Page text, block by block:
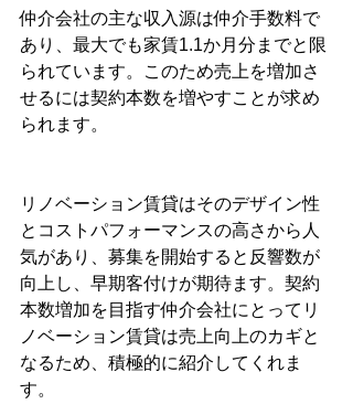
仲介会社の主な収入源は仲介手数料で
あり、最大でも家賃1.1か月分までと限
られています。このため売上を増加さ
せるには契約本数を増やすことが求め
られます。
リノベーション賃貸はそのデザイン性
とコストパフォーマンスの高さから人
気があり、募集を開始すると反響数が
向上し、早期客付けが期待ます。契約
本数増加を目指す仲介会社にとってリ
ノベーション賃貸は売上向上のカギと
なるため、積極的に紹介してくれま
す。